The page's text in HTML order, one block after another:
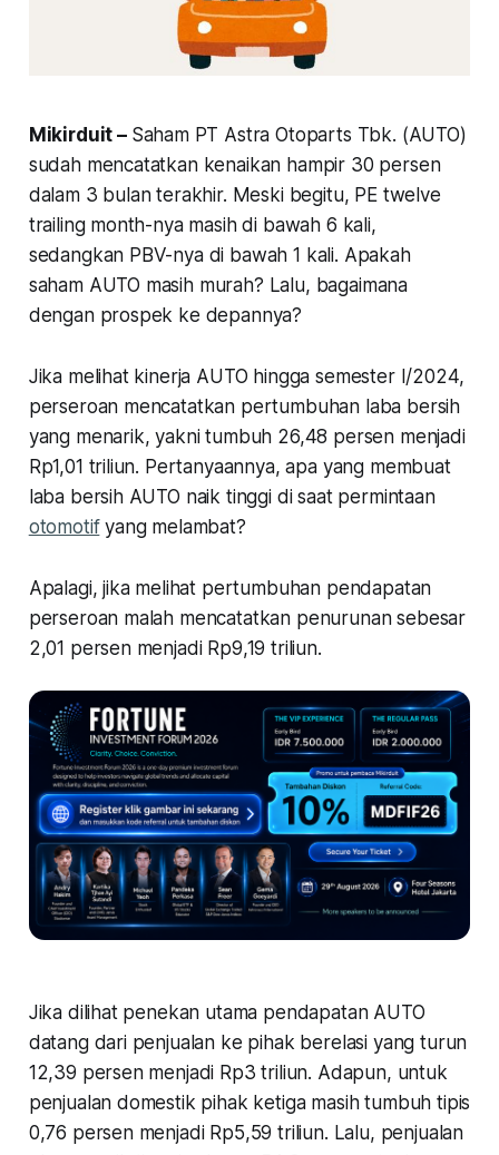
Mikirduit – Saham PT Astra Otoparts Tbk. (AUTO)
sudah mencatatkan kenaikan hampir 30 persen
dalam 3 bulan terakhir. Meski begitu, PE twelve
trailing month-nya masih di bawah 6 kali,
sedangkan PBV-nya di bawah 1 kali. Apakah
saham AUTO masih murah? Lalu, bagaimana
dengan prospek ke depannya?
Jika melihat kinerja AUTO hingga semester I/2024,
perseroan mencatatkan pertumbuhan laba bersih
yang menarik, yakni tumbuh 26,48 persen menjadi
Rp1,01 triliun. Pertanyaannya, apa yang membuat
laba bersih AUTO naik tinggi di saat permintaan
otomotifyang melambat?
Apalagi, jika melihat pertumbuhan pendapatan
perseroan malah mencatatkan penurunan sebesar
2,01 persen menjadi Rp9,19 triliun.
Jika dilihat penekan utama pendapatan AUTO
datang dari penjualan ke pihak berelasi yang turun
12,39 persen menjadi Rp3 triliun. Adapun, untuk
penjualan domestik pihak ketiga masih tumbuh tipis
0,76 persen menjadi Rp5,59 triliun. Lalu, penjualan